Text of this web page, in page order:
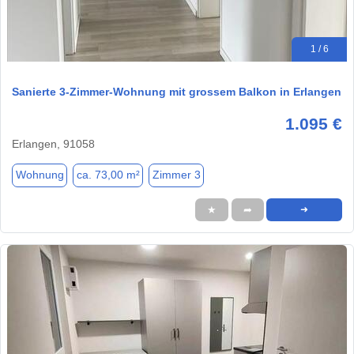
1 / 6
Sanierte 3-Zimmer-Wohnung mit grossem Balkon in Erlangen
1.095 €
Erlangen, 91058
Wohnung ca. 73,00 m² Zimmer 3
★ ➦ ➜